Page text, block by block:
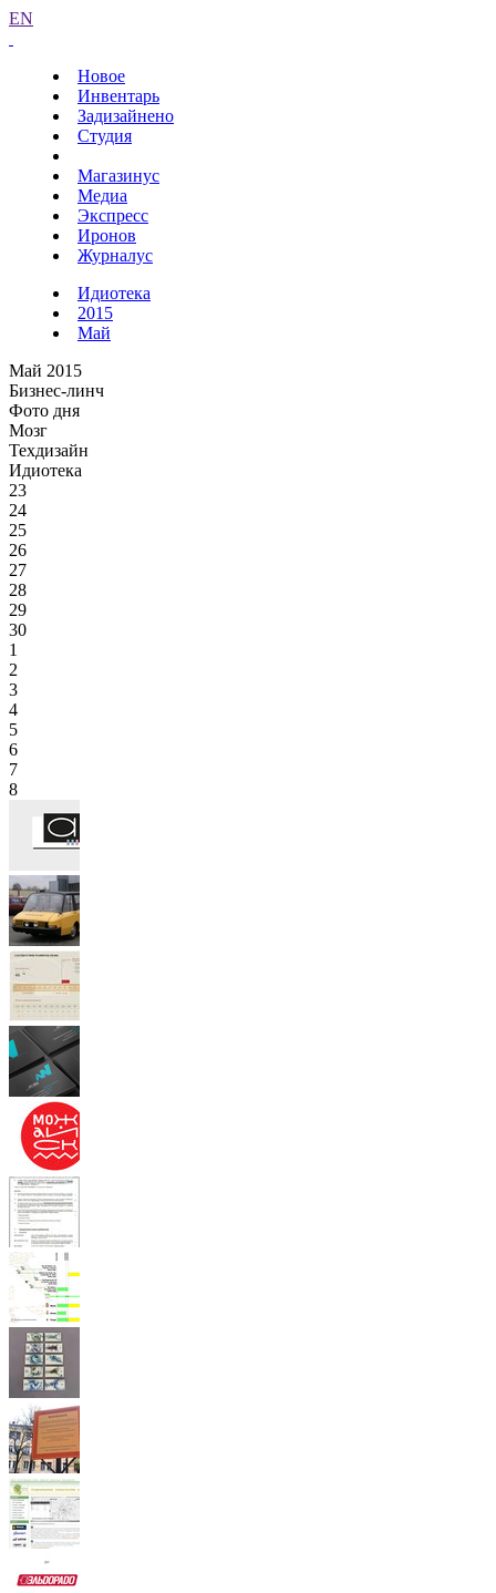
EN
Новое
Инвентарь
Задизайнено
Студия
Магазинус
Медиа
Экспресс
Иронов
Журналус
Идиотека
2015
Май
Май 2015
Бизнес-линч
Фото дня
Мозг
Техдизайн
Идиотека
23
24
25
26
27
28
29
30
1
2
3
4
5
6
7
8